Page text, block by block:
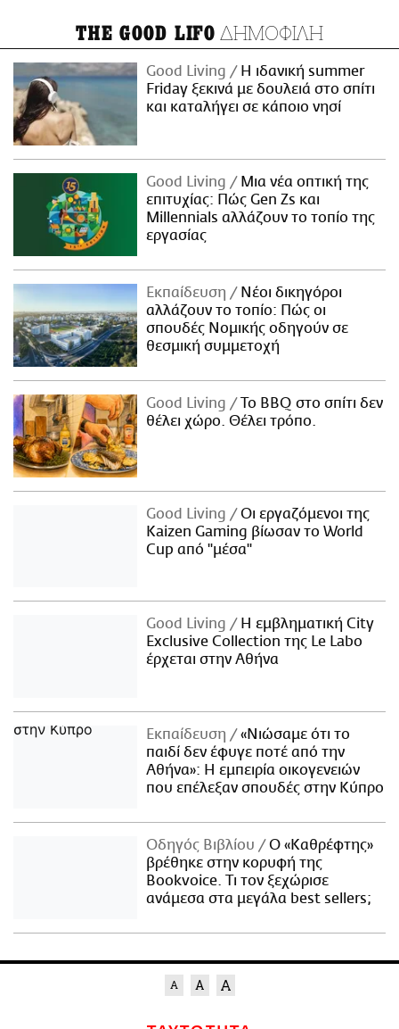
THE GOOD LIFO ΔΗΜΟΦΙΛΗ
Good Living
Η ιδανική summer
Friday ξεκινά με δουλειά στο σπίτι
και καταλήγει σε κάποιο νησί
Good Living
Μια νέα οπτική της
επιτυχίας: Πώς Gen Zs και
Millennials αλλάζουν το τοπίο της
εργασίας
Εκπαίδευση
Νέοι δικηγόροι
αλλάζουν το τοπίο: Πώς οι
σπουδές Νομικής οδηγούν σε
θεσμική συμμετοχή
Good Living
Το BBQ στο σπίτι δεν
θέλει χώρο. Θέλει τρόπο.
Good Living
Οι εργαζόμενοι της
Kaizen Gaming βίωσαν το World
Cup από "μέσα"
Good Living
Η εμβληματική City
Exclusive Collection της Le Labo
έρχεται στην Αθήνα
Εκπαίδευση
«Νιώσαμε ότι το
παιδί δεν έφυγε ποτέ από την
Αθήνα»: Η εμπειρία οικογενειών
που επέλεξαν σπουδές στην Κύπρο
Οδηγός Βιβλίου
Ο «Καθρέφτης»
βρέθηκε στην κορυφή της
Bookvoice. Τι τον ξεχώρισε
ανάμεσα στα μεγάλα best sellers;